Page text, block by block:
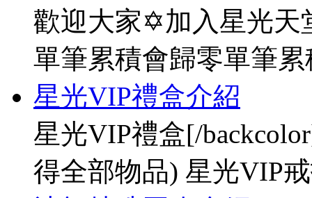
歡迎大家✡加入星光天
單筆累積會歸零單筆
星光VIP禮盒介紹
星光VIP禮盒[/
得全部物品) 星光VIP